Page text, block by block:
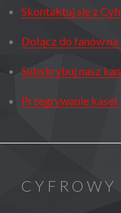
Skontaktuj się z
Dołącz do fanów
Subskrybuj nasz
Przegrywanie kaset